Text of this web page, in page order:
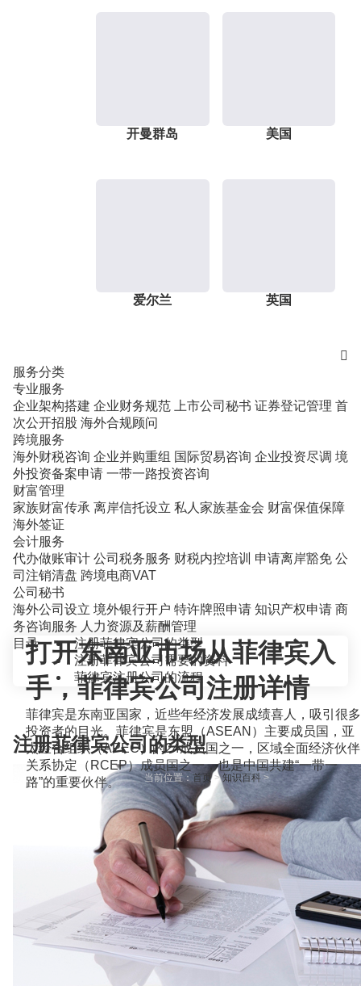
开曼群岛 美国
爱尔兰 英国

服务分类
专业服务
企业架构搭建 企业财务规范 上市公司秘书 证券登记管理 首
次公开招股 海外合规顾问
跨境服务
海外财税咨询 企业并购重组 国际贸易咨询 企业投资尽调 境
外投资备案申请 一带一路投资咨询
财富管理
家族财富传承 离岸信托设立 私人家族基金会 财富保值保障
海外签证
会计服务
代办做账审计 公司税务服务 财税内控培训 申请离岸豁免 公
司注销清盘 跨境电商VAT
公司秘书
海外公司设立 境外银行开户 特许牌照申请 知识产权申请 商
务咨询服务 人力资源及薪酬管理
当前位置： 首页>知识百科>
打开东南亚市场从菲律宾入
手，菲律宾公司注册详情
菲律宾是东南亚国家，近些年经济发展成绩喜人，吸引很多
投资者的目光。菲律宾是东盟（ASEAN）主要成员国，亚
太经合组织（APEC）的24成员国之一，区域全面经济伙伴
关系协定（RCEP）成员国之一，也是中国共建“一带一
路”的重要伙伴。
目录
注册菲律宾公司的类型
注册菲律宾公司需要的资料
菲律宾注册公司的流程
注册菲律宾公司的类型